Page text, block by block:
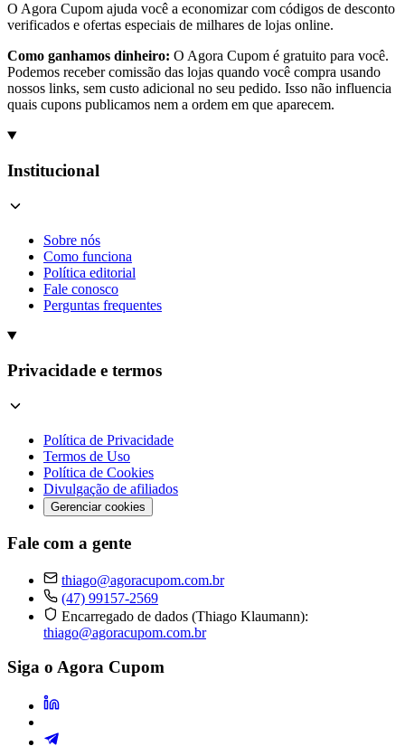
O Agora Cupom ajuda você a economizar com códigos de desconto
verificados e ofertas especiais de milhares de lojas online.
Como ganhamos dinheiro: O Agora Cupom é gratuito para você.
Podemos receber comissão das lojas quando você compra usando
nossos links, sem custo adicional no seu pedido. Isso não influencia
quais cupons publicamos nem a ordem em que aparecem.
Institucional
Sobre nós
Como funciona
Política editorial
Fale conosco
Perguntas frequentes
Privacidade e termos
Política de Privacidade
Termos de Uso
Política de Cookies
Divulgação de afiliados
Gerenciar cookies
Fale com a gente
thiago@agoracupom.com.br
(47) 99157-2569
Encarregado de dados (Thiago Klaumann):
thiago@agoracupom.com.br
Siga o Agora Cupom